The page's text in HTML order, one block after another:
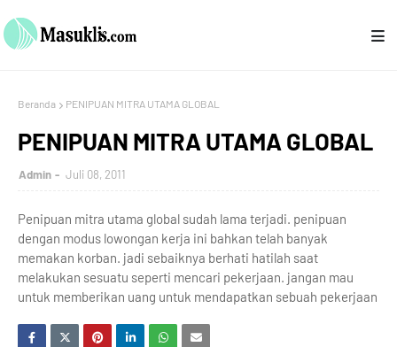
Beranda PENIPUAN MITRA UTAMA GLOBAL
PENIPUAN MITRA UTAMA GLOBAL
Admin Juli 08, 2011
Penipuan mitra utama global sudah lama terjadi. penipuan
dengan modus lowongan kerja ini bahkan telah banyak
memakan korban. jadi sebaiknya berhati hatilah saat
melakukan sesuatu seperti mencari pekerjaan. jangan mau
untuk memberikan uang untuk mendapatkan sebuah pekerjaan